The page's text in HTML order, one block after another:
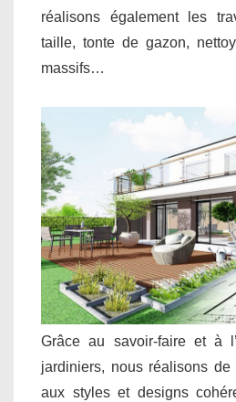
réalisons également les
taille, tonte de gazon,
massifs…
Grâce au savoir-faire et à
jardiniers, nous réalisons
aux styles et designs